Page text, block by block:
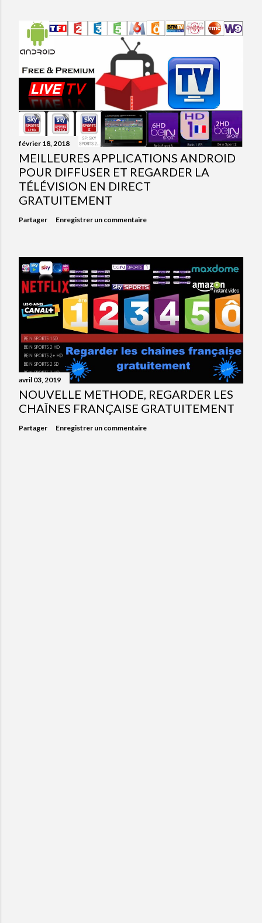
février 18, 2018
MEILLEURES APPLICATIONS ANDROID
POUR DIFFUSER ET REGARDER LA
TÉLÉVISION EN DIRECT
GRATUITEMENT
Partager Enregistrer un commentaire
avril 03, 2019
NOUVELLE METHODE, REGARDER LES
CHAÎNES FRANÇAISE GRATUITEMENT
Partager Enregistrer un commentaire